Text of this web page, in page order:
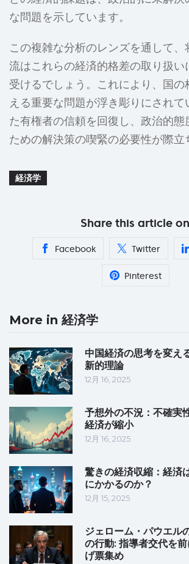
な問題を示しています。
この複雑な分析のレンズを通して、
流はこれらの経済的格差の取り扱い
受けるでしょう。これにより、国の
える重要な問題が浮き彫りにされて
た有権者の信頼を回復し、政治的態
ための解決策の喫緊の必要性が際立
経済学
Share this article
Facebook Twitter
Pinterest
More in 経済学
中国経済の思考を変え
新的理論
12月 16, 2025
予想外の不況：不確実
経済が縮小
12月 16, 2025
驚きの経済収縮：経済
にかかるのか？
12月 15, 2025
ジェローム・パウエル
の行動: 指導者交代を
げ票集め